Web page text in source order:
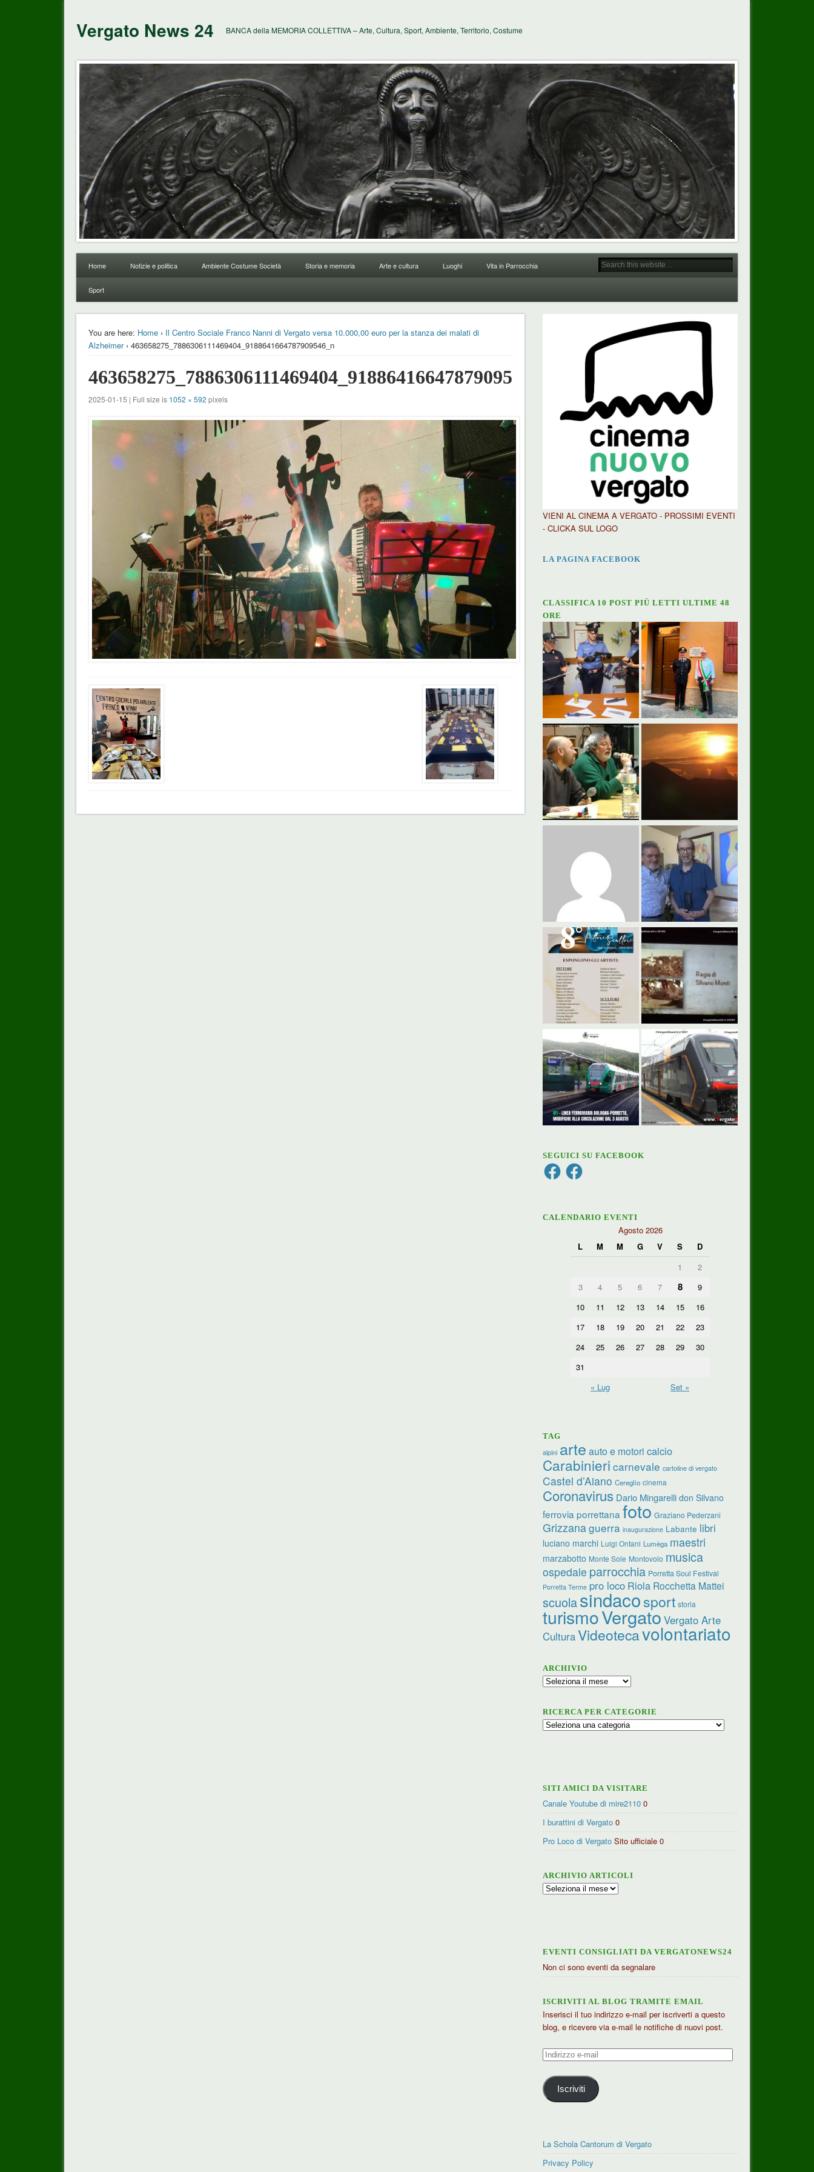
Vergato News 24 BANCA della MEMORIA COLLETTIVA – Arte, Cultura, Sport, Ambiente, Territorio, Costume
Home Notizie e politica Ambiente Costume Società Storia e memoria Arte e cultura Luoghi Vita in Parrocchia
Sport
You are here: Home› Il Centro Sociale Franco Nanni di Vergato versa 10.000,00 euro per la stanza dei malati di
Alzheimer› 463658275_7886306111469404_9188641664787909546_n
463658275_7886306111469404_9188641664787909546_n
2025-01-15 | Full size is 1052 × 592 pixels
VIENI AL CINEMA A VERGATO - PROSSIMI EVENTI
- CLICKA SUL LOGO
LA PAGINA FACEBOOK
CLASSIFICA 10 POST PIÙ LETTI ULTIME 48
ORE
SEGUICI SU FACEBOOK
FacebookFacebook
CALENDARIO EVENTI
Agosto 2026
L
M M G V S
D
1
2
3
4 5 6 7 8
9
10
11 12 13 14 15
16
17
18 19 20 21 22
23
24
25 26 27 28 29
30
31
« Lug
Set »
TAG
alpini arte auto e motori calcio
Carabinieri carnevale cartoline di vergato
Castel d’Aiano Cereglio cinema
Coronavirus Dario Mingarelli don Silvano
ferrovia porrettana foto Graziano Pederzani
Grizzanaguerra inaugurazione Labante libri
luciano marchi Luigi Ontani Lumèga maestri
marzabotto Monte Sole Montovolo musica
ospedale parrocchia Porretta Soul Festival
Porretta Terme pro loco Riola Rocchetta Mattei
scuolasindacosport storia
turismoVergato Vergato Arte
CulturaVideotecavolontariato
ARCHIVIO
Archivio
RICERCA PER CATEGORIE
Ricerca
SITI AMICI DA VISITARE
Canale Youtube di mire2110 0
I burattini di Vergato 0
Pro Loco di Vergato Sito ufficiale 0
ARCHIVIO ARTICOLI
Archivio
EVENTI CONSIGLIATI DA VERGATONEWS24
Non ci sono eventi da segnalare
ISCRIVITI AL BLOG TRAMITE EMAIL
Inserisci il tuo indirizzo e-mail per iscriverti a questo
blog, e ricevere via e-mail le notifiche di nuovi post.
Indirizzo
mail
Iscriviti
La Schola Cantorum di Vergato
Privacy Policy